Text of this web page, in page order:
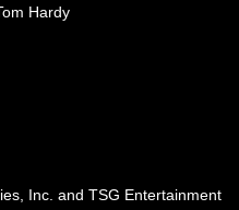
Hardy
Inc. and TSG Entertainment